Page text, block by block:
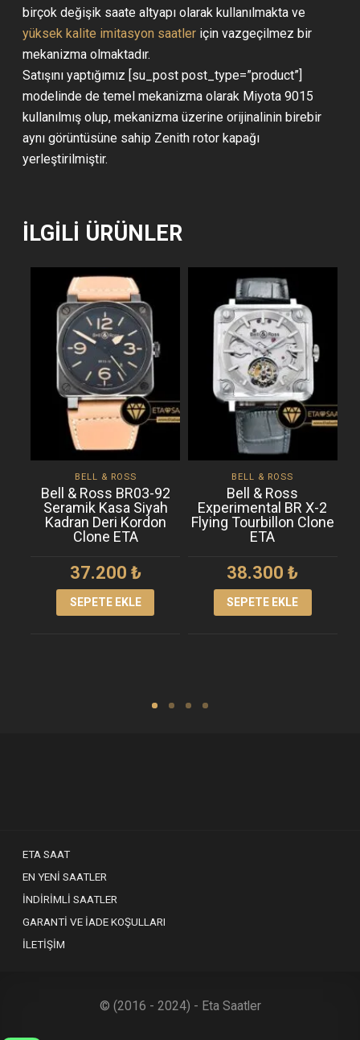
birçok değişik saate altyapı olarak kullanılmakta ve
yüksek kalite imitasyon saatler için vazgeçilmez bir
mekanizma olmaktadır.
Satışını yaptığımız [su_post post_type=”product”]
modelinde de temel mekanizma olarak Miyota 9015
kullanılmış olup, mekanizma üzerine orijinalinin birebir
aynı görüntüsüne sahip Zenith rotor kapağı
yerleştirilmiştir.
İLGILI ÜRÜNLER
BELL & ROSS
Bell & Ross BR03-92
Seramik Kasa Siyah
Kadran Deri Kordon
Clone ETA
37.200 ₺
SEPETE EKLE
BELL & ROSS
Bell & Ross
Experimental BR X-2
Flying Tourbillon Clone
ETA
38.300₺
SEPETE EKLE
ETA SAAT
EN YENI SAATLER
İNDIRIMLI SAATLER
GARANTI VE İADE KOŞULLARI
İLETIŞIM
© (2016 - 2024) - Eta Saatler